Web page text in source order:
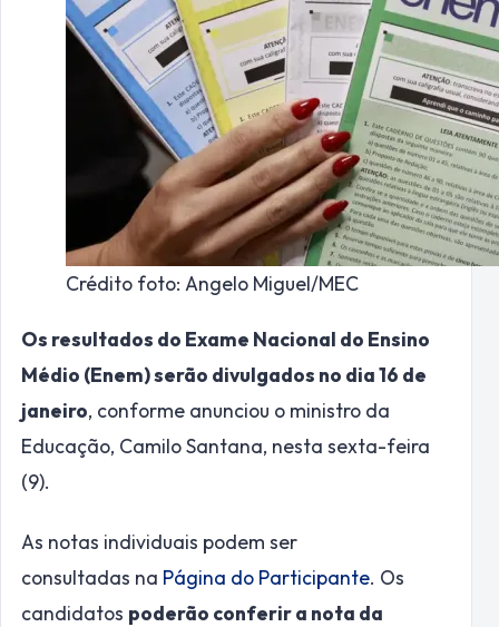
Crédito foto: Angelo Miguel/MEC
Os resultados do Exame Nacional do Ensino
Médio (Enem) serão divulgados no dia 16 de
janeiro, conforme anunciou o ministro da
Educação, Camilo Santana, nesta sexta-feira
(9).
As notas individuais podem ser
consultadas na Página do Participante. Os
candidatos poderão conferir a nota da